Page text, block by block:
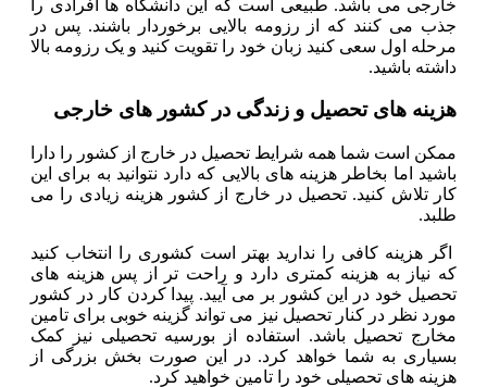
خارجی می باشد. طبیعی است که این دانشگاه ها افرادی را
جذب می کنند که از رزومه بالایی برخوردار باشند. پس در
مرحله اول سعی کنید زبان خود را تقویت کنید و یک رزومه بالا
داشته باشید.
هزینه های تحصیل و زندگی در کشور های خارجی
ممکن است شما همه شرایط تحصیل در خارج از کشور را دارا
باشید اما بخاطر هزینه های بالایی که دارد نتوانید به برای این
کار تلاش کنید. تحصیل در خارج از کشور هزینه زیادی را می
طلبد.
اگر هزینه کافی را ندارید بهتر است کشوری را انتخاب کنید
که نیاز به هزینه کمتری دارد و راحت تر از پس هزینه های
تحصیل خود در این کشور بر می آیید. پیدا کردن کار در کشور
مورد نظر در کنار تحصیل نیز می تواند گزینه خوبی برای تامین
مخارج تحصیل باشد. استفاده از بورسیه تحصیلی نیز کمک
بسیاری به شما خواهد کرد. در این صورت بخش بزرگی از
هزینه های تحصیلی خود را تامین خواهید کرد.